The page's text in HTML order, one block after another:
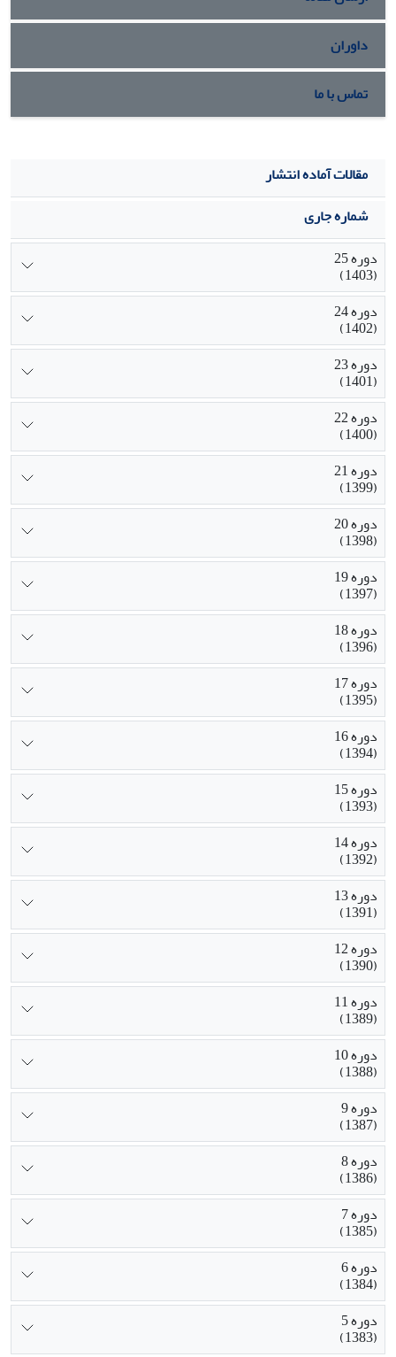
داوران
تماس با ما
مقالات آماده انتشار
شماره جاری
دوره 25
(1403)
دوره 24
(1402)
دوره 23
(1401)
دوره 22
(1400)
دوره 21
(1399)
دوره 20
(1398)
دوره 19
(1397)
دوره 18
(1396)
دوره 17
(1395)
دوره 16
(1394)
دوره 15
(1393)
دوره 14
(1392)
دوره 13
(1391)
دوره 12
(1390)
دوره 11
(1389)
دوره 10
(1388)
دوره 9
(1387)
دوره 8
(1386)
دوره 7
(1385)
دوره 6
(1384)
دوره 5
(1383)